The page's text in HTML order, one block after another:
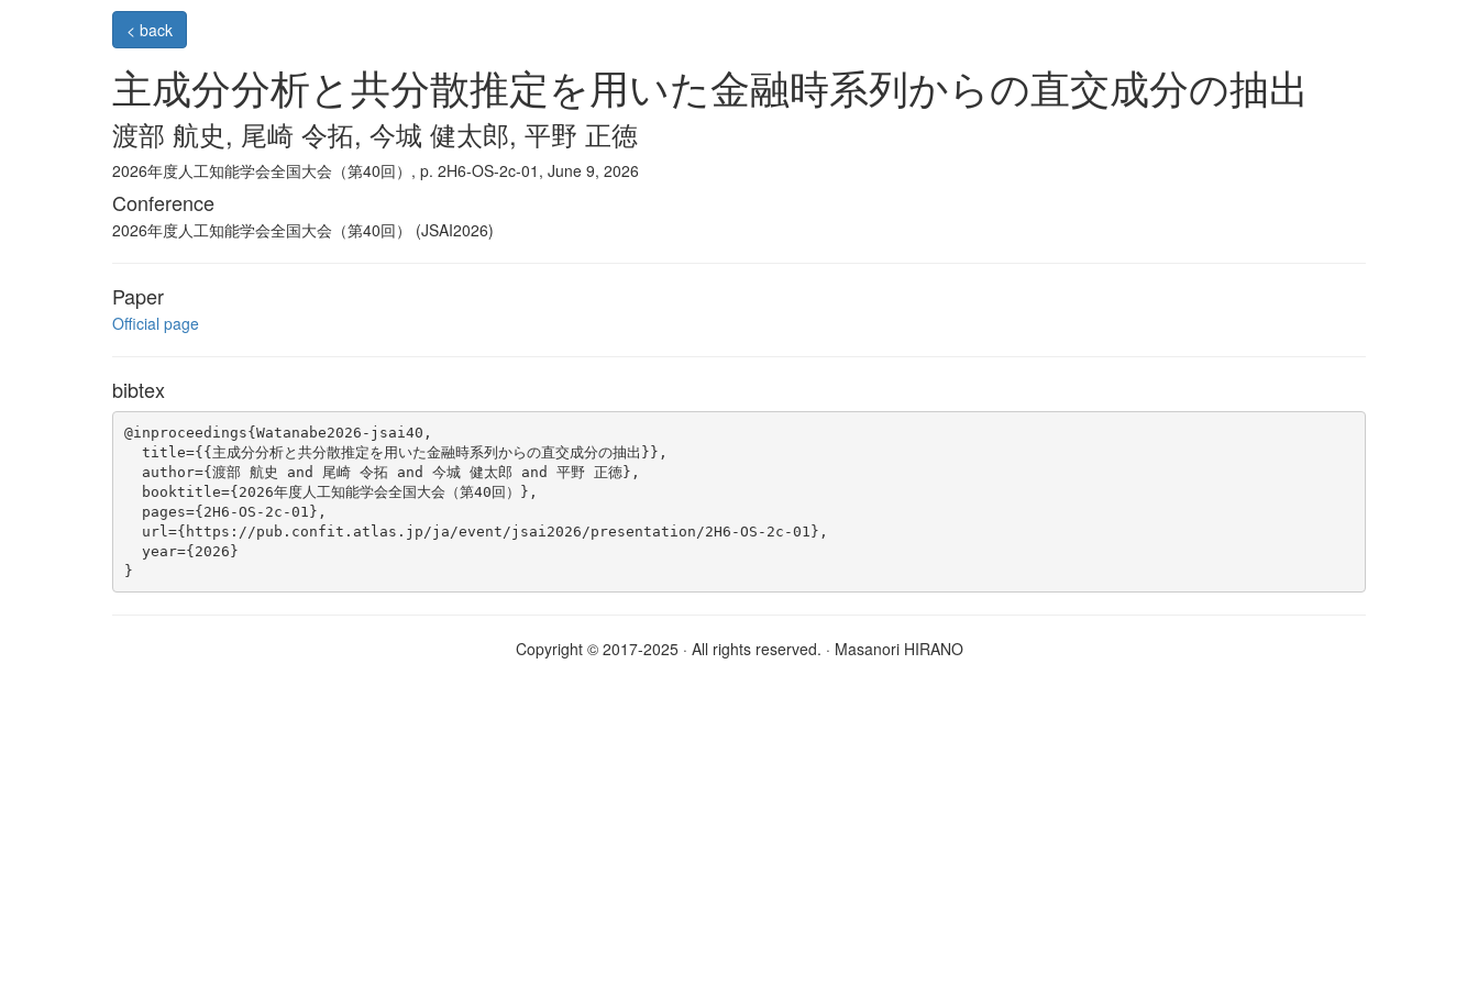
< back
主成分分析と共分散推定を用いた金融時系列からの直交成分の抽出
渡部 航史, 尾崎 令拓, 今城 健太郎, 平野 正徳
2026年度人工知能学会全国大会（第40回）, p. 2H6-OS-2c-01, June 9, 2026
Conference
2026年度人工知能学会全国大会（第40回） (JSAI2026)
Paper
Official page
bibtex
@inproceedings{Watanabe2026-jsai40,
  title={{主成分分析と共分散推定を用いた金融時系列からの直交成分の抽出}},
  author={渡部 航史 and 尾崎 令拓 and 今城 健太郎 and 平野 正徳},
  booktitle={2026年度人工知能学会全国大会（第40回）},
  pages={2H6-OS-2c-01},
  url={https://pub.confit.atlas.jp/ja/event/jsai2026/presentation/2H6-OS-2c-01},
  year={2026}
}
Copyright © 2017-2025 · All rights reserved. · Masanori HIRANO